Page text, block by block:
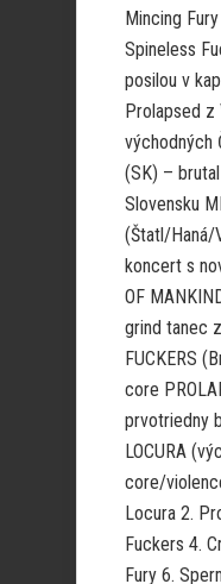
Mincing
Spineless
posilou v
Prolapsed z
východných
(SK) –
Slovensku
(Štatl/Haná/
koncert s
OF
grind tanec
FUCKERS
core
prvotriedny
LOCURA
core/
Locura 2.
Fuckers 4.
Fury 6.